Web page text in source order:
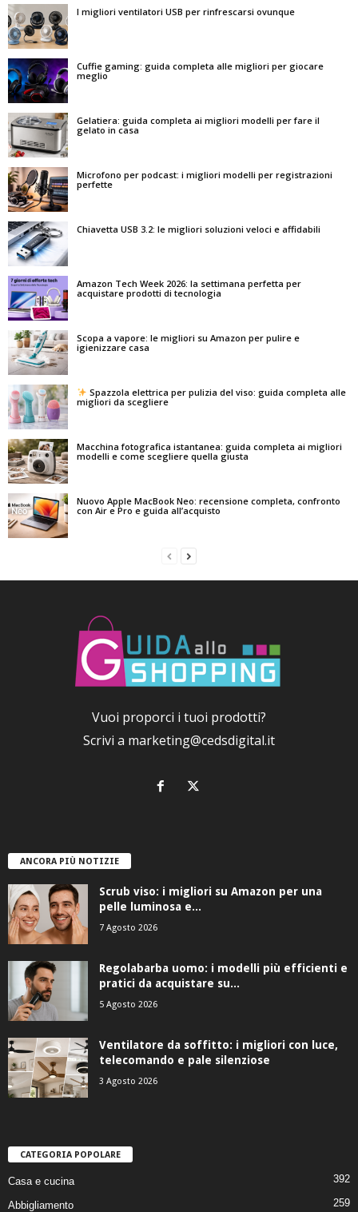
I migliori ventilatori USB per rinfrescarsi ovunque
Cuffie gaming: guida completa alle migliori per giocare
meglio
Gelatiera: guida completa ai migliori modelli per fare il
gelato in casa
Microfono per podcast: i migliori modelli per registrazioni
perfette
Chiavetta USB 3.2: le migliori soluzioni veloci e affidabili
Amazon Tech Week 2026: la settimana perfetta per
acquistare prodotti di tecnologia
Scopa a vapore: le migliori su Amazon per pulire e
igienizzare casa
Spazzola elettrica per pulizia del viso: guida completa alle
migliori da scegliere
Macchina fotografica istantanea: guida completa ai migliori
modelli e come scegliere quella giusta
Nuovo Apple MacBook Neo: recensione completa, confronto
con Air e Pro e guida all’acquisto
Vuoi proporci i tuoi prodotti?
Scrivi a marketing@cedsdigital.it
ANCORA PIÙ NOTIZIE
Scrub viso: i migliori su Amazon per una
pelle luminosa e...
7 Agosto 2026
Regolabarba uomo: i modelli più efficienti e
pratici da acquistare su...
5 Agosto 2026
Ventilatore da soffitto: i migliori con luce,
telecomando e pale silenziose
3 Agosto 2026
CATEGORIA POPOLARE
Casa e cucina 392
Abbigliamento 259